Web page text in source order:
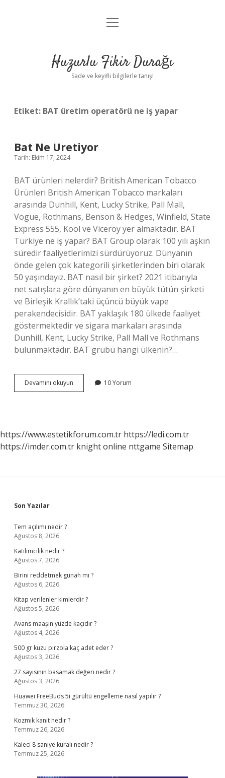
Anasayfa
Yasal Uyarı
menüyü
Huzurlu Fikir Durağı
Sade ve keyifli bilgilerle tanış!
Etiket: BAT üretim operatörü ne iş yapar
Bat Ne Uretiyor
Tarih: Ekim 17, 2024
BAT ürünleri nelerdir? British American Tobacco
Ürünleri British American Tobacco markaları
arasında Dunhill, Kent, Lucky Strike, Pall Mall,
Vogue, Rothmans, Benson & Hedges, Winfield, State
Express 555, Kool ve Viceroy yer almaktadır. BAT
Türkiye ne iş yapar? BAT Group olarak 100 yılı aşkın
süredir faaliyetlerimizi sürdürüyoruz. Dünyanın
önde gelen çok kategorili şirketlerinden biri olarak
50 yaşındayız. BAT nasıl bir şirket? 2021 itibarıyla
net satışlara göre dünyanın en büyük tütün şirketi
ve Birleşik Krallık’taki üçüncü büyük vape
perakendecisidir. BAT yaklaşık 180 ülkede faaliyet
göstermektedir ve sigara markaları arasında
Dunhill, Kent, Lucky Strike, Pall Mall ve Rothmans
bulunmaktadır. BAT grubu hangi ülkenin?…
Devamını okuyun
Ne
10 Yorum
https://www.estetikforum.com.tr https://ledi.com.tr
https://imder.com.tr knight online nttgame Sitemap
Sidebar
Son Yazılar
Tem açılımı nedir ?
Ağustos 8, 2026
Katilimcilik nedir ?
Ağustos 7, 2026
Birini reddetmek günah mı ?
Ağustos 6, 2026
Kitap verilenler kimlerdir ?
Ağustos 5, 2026
Avans maaşın yüzde kaçıdır ?
Ağustos 4, 2026
500 gr kuzu pirzola kaç adet eder ?
Ağustos 3, 2026
27 sayısının basamak değeri nedir ?
Ağustos 3, 2026
Huawei FreeBuds 5i gürültü engelleme nasıl yapılır ?
Temmuz 30, 2026
Kozmik kanıt nedir ?
Temmuz 26, 2026
Kaleci 8 saniye kuralı nedir ?
Temmuz 25, 2026